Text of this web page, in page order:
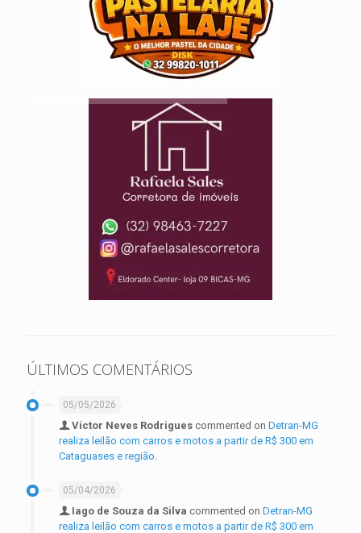
ÚLTIMOS COMENTÁRIOS
05/05/2026
Victor Neves Rodrigues commented on Detran-MG
realiza leilão com carros e motos a partir de R$ 300 em
Cataguases e região.
05/04/2026
Iago de Souza da Silva commented on Detran-MG
realiza leilão com carros e motos a partir de R$ 300 em